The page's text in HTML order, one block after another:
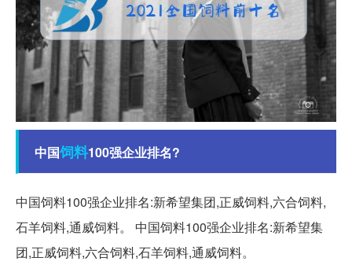
中国饲料100强企业排名?
中国饲料100强企业排名:新希望集团,正威饲料,六合饲料,
石羊饲料,通威饲料。 中国饲料100强企业排名:新希望集
团,正威饲料,六合饲料,石羊饲料,通威饲料。